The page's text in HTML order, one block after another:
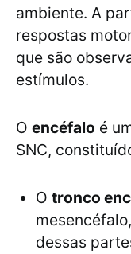
ambiente. A
respostas
que são
estímulos.
O encéfalo é
SNC,
O tronco
dessas